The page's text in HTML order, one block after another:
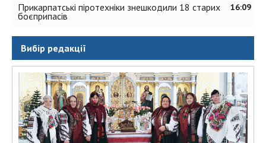
16:09
Прикарпатські піротехніки знешкодили 18 старих
боєприпасів
Вибір редакції